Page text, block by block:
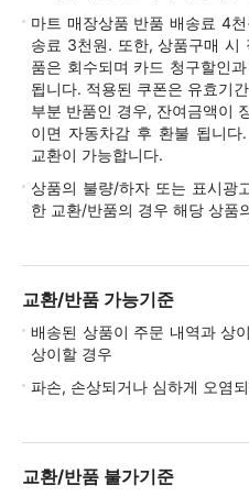
마트 매장상품 반품 배송료 4
송료 3천원. 또한, 상품구매 시
품은 회수되며 카드 청구할인
됩니다. 적용된 쿠폰은 유효기
부분 반품인 경우, 잔여금액이
이면 자동차감 후 환불 됩니
교환이 가능합니다.
상품의 불량/하자 또는 표시광
한 교환/반품의 경우 해당 상품
교환/반품 가능기준
배송된 상품이 주문 내역과 상
상이할 경우
파손, 손상되거나 심하게 오염
교환/반품 불가기준